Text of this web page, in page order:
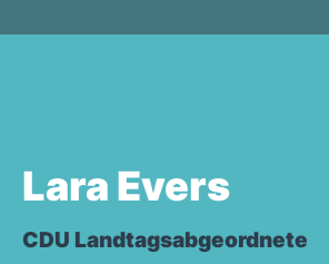
Lara Evers
CDU Landtagsabgeordnete